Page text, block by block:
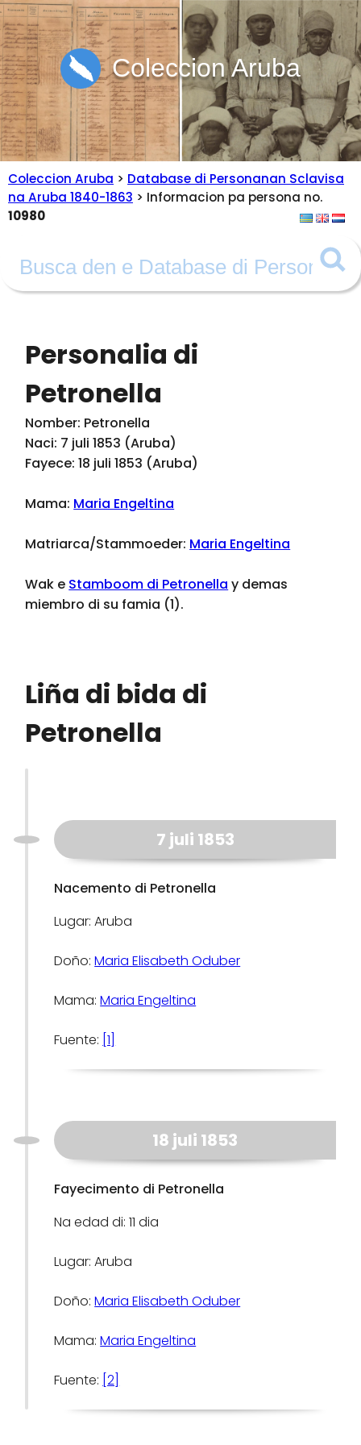
Coleccion Aruba
Coleccion Aruba > Database di Personanan Sclavisa
na Aruba 1840-1863 > Informacion pa persona no.
10980
Personalia di
Petronella
Nomber: Petronella
Naci: 7 juli 1853 (Aruba)
Fayece: 18 juli 1853 (Aruba)
Mama: Maria Engeltina
Matriarca/Stammoeder: Maria Engeltina
Wak e Stamboom di Petronella y demas
miembro di su famia (1).
Liña di bida di
Petronella
7 juli 1853
Nacemento di Petronella
Lugar: Aruba
Doño:Maria Elisabeth Oduber
Mama:Maria Engeltina
Fuente: [1]
18 juli 1853
Fayecimento di Petronella
Na edad di: 11 dia
Lugar: Aruba
Doño:Maria Elisabeth Oduber
Mama:Maria Engeltina
Fuente: [2]